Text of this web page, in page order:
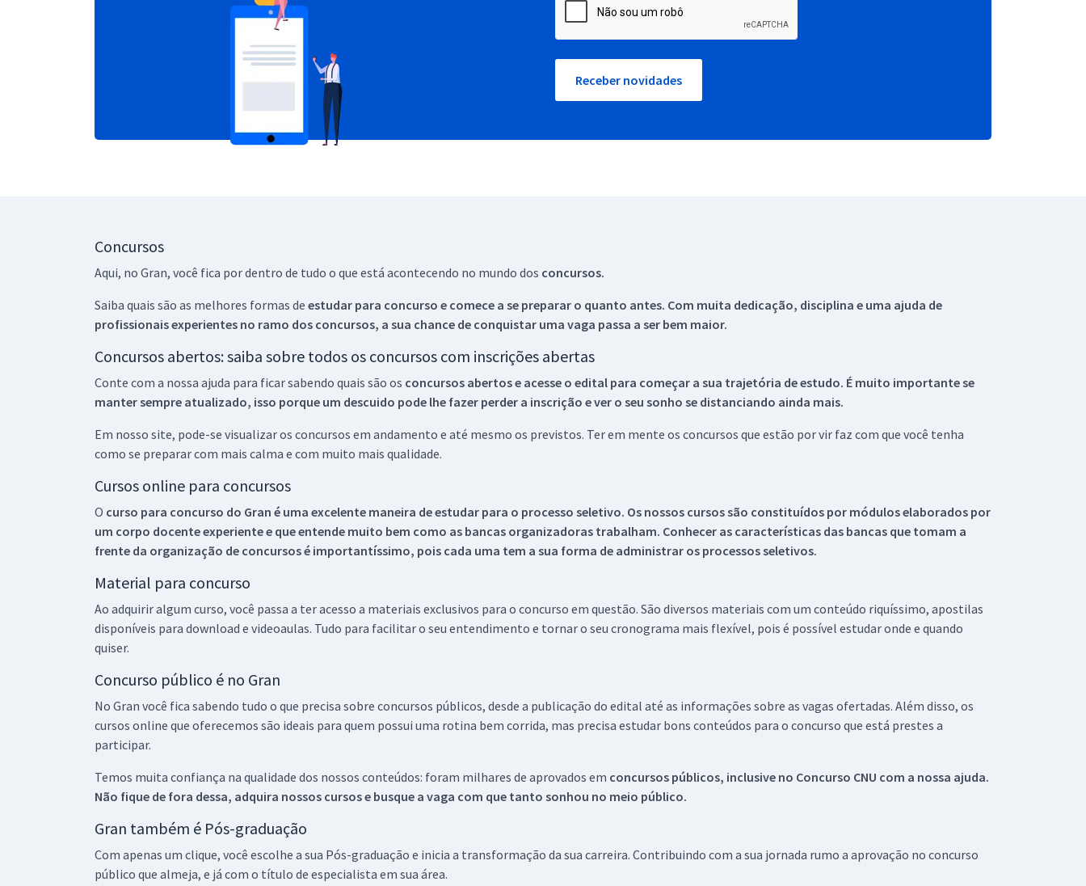
Receber novidades
Concursos
Aqui, no Gran, você fica por dentro de tudo o que está acontecendo no mundo dos concursos.
Saiba quais são as melhores formas de estudar para concurso e comece a se preparar o quanto antes. Com muita dedicação, disciplina e uma ajuda de
profissionais experientes no ramo dos concursos, a sua chance de conquistar uma vaga passa a ser bem maior.
Concursos abertos: saiba sobre todos os concursos com inscrições abertas
Conte com a nossa ajuda para ficar sabendo quais são os concursos abertos e acesse o edital para começar a sua trajetória de estudo. É muito importante se
manter sempre atualizado, isso porque um descuido pode lhe fazer perder a inscrição e ver o seu sonho se distanciando ainda mais.
Em nosso site, pode-se visualizar os concursos em andamento e até mesmo os previstos. Ter em mente os concursos que estão por vir faz com que você tenha
como se preparar com mais calma e com muito mais qualidade.
Cursos online para concursos
O curso para concurso do Gran é uma excelente maneira de estudar para o processo seletivo. Os nossos cursos são constituídos por módulos elaborados por
um corpo docente experiente e que entende muito bem como as bancas organizadoras trabalham. Conhecer as características das bancas que tomam a
frente da organização de concursos é importantíssimo, pois cada uma tem a sua forma de administrar os processos seletivos.
Material para concurso
Ao adquirir algum curso, você passa a ter acesso a materiais exclusivos para o concurso em questão. São diversos materiais com um conteúdo riquíssimo, apostilas
disponíveis para download e videoaulas. Tudo para facilitar o seu entendimento e tornar o seu cronograma mais flexível, pois é possível estudar onde e quando
quiser.
Concurso público é no Gran
No Gran você fica sabendo tudo o que precisa sobre concursos públicos, desde a publicação do edital até as informações sobre as vagas ofertadas. Além disso, os
cursos online que oferecemos são ideais para quem possui uma rotina bem corrida, mas precisa estudar bons conteúdos para o concurso que está prestes a
participar.
Temos muita confiança na qualidade dos nossos conteúdos: foram milhares de aprovados em concursos públicos, inclusive no Concurso CNU com a nossa ajuda.
Não fique de fora dessa, adquira nossos cursos e busque a vaga com que tanto sonhou no meio público.
Gran também é Pós-graduação
Com apenas um clique, você escolhe a sua Pós-graduação e inicia a transformação da sua carreira. Contribuindo com a sua jornada rumo a aprovação no concurso
público que almeja, e já com o título de especialista em sua área.